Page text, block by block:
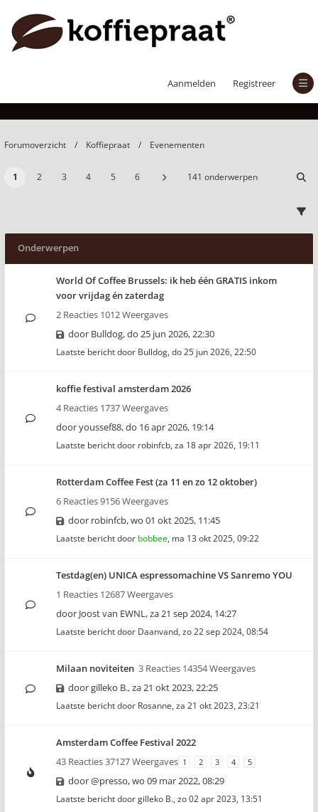
Aanmelden Registreer
Forumoverzicht Koffiepraat Evenementen
1 2 3 4 5 6 141 onderwerpen
Onderwerpen
World Of Coffee Brussels: ik heb één GRATIS inkom
voor vrijdag én zaterdag
2 Reacties 1012 Weergaves
door Bulldog,do 25 jun 2026, 22:30
Laatste bericht door Bulldog, do 25 jun 2026, 22:50
koffie festival amsterdam 2026
4 Reacties 1737 Weergaves
dooryoussef88,do 16 apr 2026, 19:14
Laatste bericht door robinfcb, za 18 apr 2026, 19:11
Rotterdam Coffee Fest (za 11 en zo 12 oktober)
6 Reacties 9156 Weergaves
door robinfcb,wo 01 okt 2025, 11:45
Laatste bericht door bobbee, ma 13 okt 2025, 09:22
Testdag(en) UNICA espressomachine VS Sanremo YOU
1 Reacties 12687 Weergaves
door Joost van EWNL,za 21 sep 2024, 14:27
Laatste bericht door Daanvand, zo 22 sep 2024, 08:54
Milaan noviteiten 3 Reacties 14354 Weergaves
doorgilleko B.,za 21 okt 2023, 22:25
Laatste bericht door Rosanne, za 21 okt 2023, 23:21
Amsterdam Coffee Festival 2022
43 Reacties 37127 Weergaves 1 2 3 4 5
door@presso,wo 09 mar 2022, 08:29
Laatste bericht doorgilleko B., zo 02 apr 2023, 13:51